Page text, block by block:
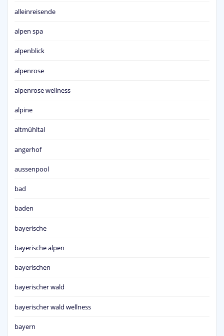
alleinreisende
alpen spa
alpenblick
alpenrose
alpenrose wellness
alpine
altmühltal
angerhof
aussenpool
bad
baden
bayerische
bayerische alpen
bayerischen
bayerischer wald
bayerischer wald wellness
bayern